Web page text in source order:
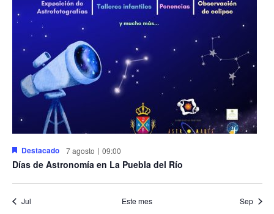
Destacado 7 agosto〡09:00
Días de Astronomía en La Puebla del Río
Jul Este mes Sep